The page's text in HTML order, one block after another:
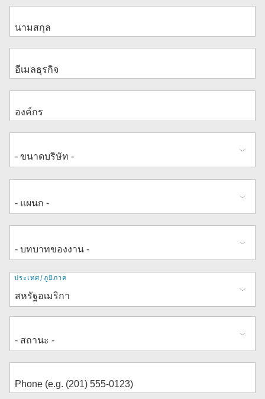
ที่
อยู่
ประเทศ/ภูมิภาค